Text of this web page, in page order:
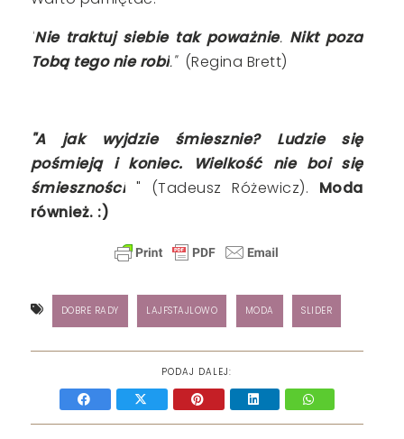
"Nie traktuj siebie tak poważnie. Nikt poza
Tobą tego nie robi." (Regina Brett)
"A jak wyjdzie śmiesznie? Ludzie się
pośmieją i koniec.
Wielkość nie boi się
śmieszności " (Tadeusz Różewicz). Moda
również. :)
DOBRE RADY LAJFSTAJLOWO MODA SLIDER
PODAJ DALEJ: